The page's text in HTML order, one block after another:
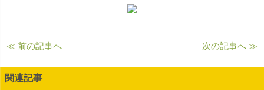
≪ 前の記事へ 次の記事へ ≫
関連記事